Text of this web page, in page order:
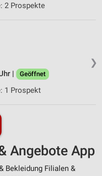
2 Prospekte
❯
|
Geöffnet
1 Prospekt
Angebote App
Bekleidung Filialen &